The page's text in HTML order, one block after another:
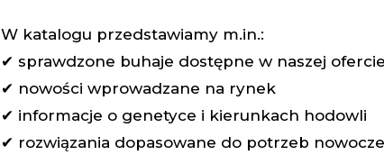
W katalogu przedstawiamy m.in.:
✔ sprawdzone buhaje dostępne w naszej ofercie
✔ nowości wprowadzane na rynek
✔ informacje o genetyce i kierunkach hodowli
✔ rozwiązania dopasowane do potrzeb